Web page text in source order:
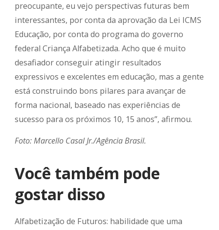
preocupante, eu vejo perspectivas futuras bem
interessantes, por conta da aprovação da Lei ICMS
Educação, por conta do programa do governo
federal Criança Alfabetizada. Acho que é muito
desafiador conseguir atingir resultados
expressivos e excelentes em educação, mas a gente
está construindo bons pilares para avançar de
forma nacional, baseado nas experiências de
sucesso para os próximos 10, 15 anos”, afirmou.
Foto: Marcello Casal Jr./Agência Brasil.
Você também pode
gostar disso
Alfabetização de Futuros: habilidade que uma